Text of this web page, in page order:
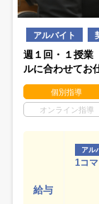
アルバイト
週１回・１授業
ルに合わせてお
個別指導
オンライン指導
給与
アル
1コ